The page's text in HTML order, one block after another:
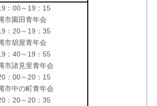
：00～19：15
市園田青年会
：20～19：35
市胡屋青年会
：40～19：55
市諸見里青年会
：00～20：15
市中の町青年会
：20～20：35